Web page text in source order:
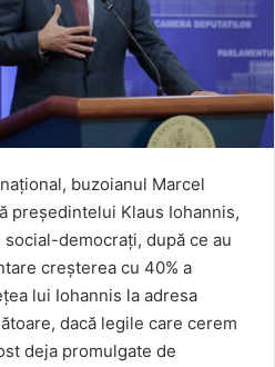
buzoianul Marcel
președintelui Klaus Iohannis,
democrați, după ce au
creșterea cu 40% a
lui Iohannis la adresa
dacă legile care cerem
deja promulgate de